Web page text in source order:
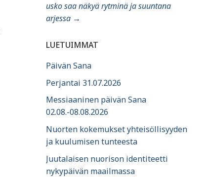
usko saa näkyä rytminä ja suuntana
arjessa →
LUETUIMMAT
Päivän Sana
Perjantai 31.07.2026
Messiaaninen päivän Sana
02.08.-08.08.2026
Nuorten kokemukset yhteisöllisyyden
ja kuulumisen tunteesta
Juutalaisen nuorison identiteetti
nykypäivän maailmassa